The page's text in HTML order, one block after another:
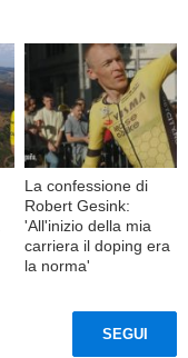
La confessione di
Robert Gesink:
'All'inizio della mia
carriera il doping era
la norma'
SEGUI